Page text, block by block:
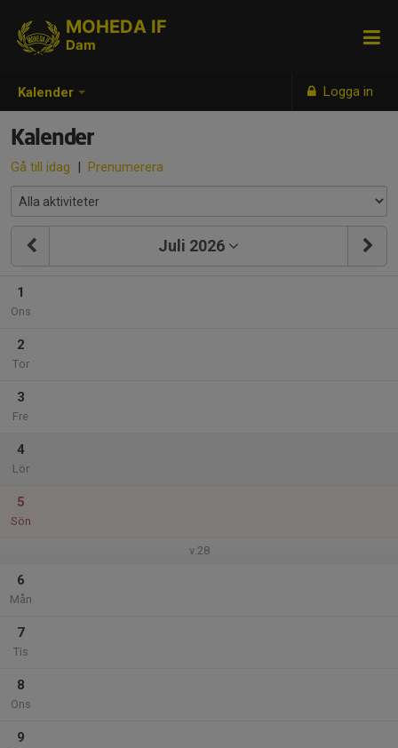
Kalender Logga in
MOHEDA IF
Dam
Kalender
Gå till idag | Prenumerera
Juli 2026
1
Ons
2
Tor
3
Fre
4
Lör
5
Sön
v.28
6
Mån
7
Tis
8
Ons
9